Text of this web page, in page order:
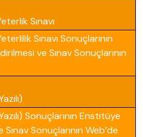
Sınavı
Sınavı Sonuçlarının
ve Sınav Sonuçlarının
Sonuçlarının Enstitüye
Sonuçlarının Web’de